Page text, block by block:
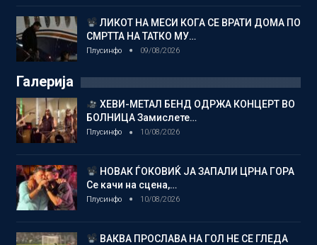
ЛИКОТ НА МЕСИ КОГА СЕ ВРАТИ ДОМА ПО
СМРТТА НА ТАТКО МУ…
Плусинфо 09/08/2026
Галерија
ХЕВИ-МЕТАЛ БЕНД ОДРЖА КОНЦЕРТ ВО
БОЛНИЦА Замислете…
Плусинфо 10/08/2026
НОВАК ЃОКОВИЌ ЈА ЗАПАЛИ ЦРНА ГОРА
Се качи на сцена,…
Плусинфо 10/08/2026
ВАКВА ПРОСЛАВА НА ГОЛ НЕ СЕ ГЛЕДА